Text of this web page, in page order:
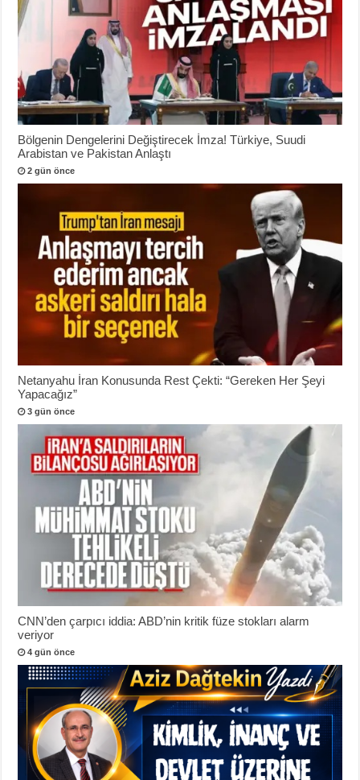
Bölgenin Dengelerini Değiştirecek İmza! Türkiye, Suudi
Arabistan ve Pakistan Anlaştı
2 gün önce
Netanyahu İran Konusunda Rest Çekti: “Gereken Her Şeyi
Yapacağız”
3 gün önce
CNN’den çarpıcı iddia: ABD’nin kritik füze stokları alarm
veriyor
4 gün önce